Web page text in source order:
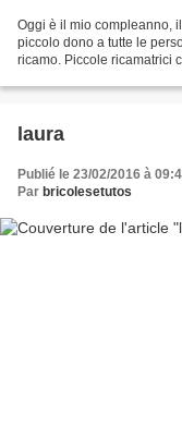
Oggi è il mio compleanno,
piccolo dono a tutte le
ricamo. Piccole ricamatrici
laura
Publié le 23/02/2016 à
Par bricolesetutos